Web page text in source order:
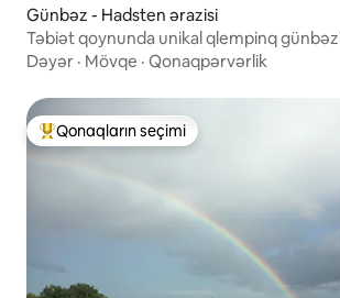
Günbəz - Hadsten ərazisi
Təbiət qoynunda unikal qlempinq
Dəyər · Mövqe · Qonaqpərvərlik
Populyar "Qonaqların seçimi"
Qonaqların seçimi